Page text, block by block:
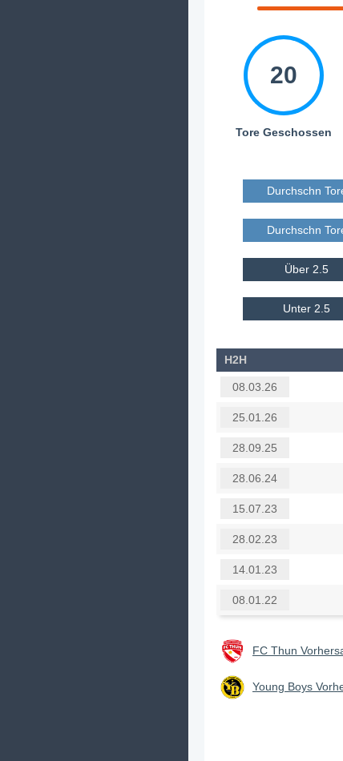
20
Tore Geschossen
Durchschn
Durchschn
Über 2.5
Unter 2.5
H2H
08.03.26
25.01.26
28.09.25
28.06.24
15.07.23
28.02.23
14.01.23
08.01.22
FC Thun
Young Boys